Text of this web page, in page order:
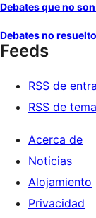
Debates que no
Debates no
Feeds
RSS de
RSS de
Acerca de
Noticias
Alojamiento
Privacidad